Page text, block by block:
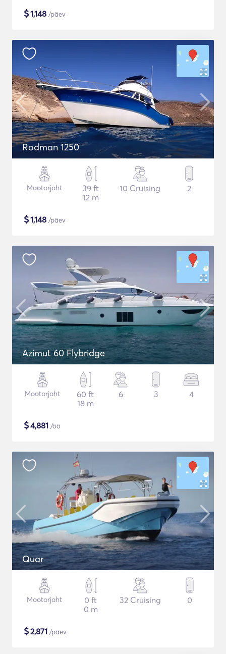
$1,148 /päev
Rodman 1250
Mootorjaht
39 ft
12 m
10 Cruising 2
$1,148 /päev
Azimut 60 Flybridge
Mootorjaht
60 ft
18 m
6 3 4
$4,881 /öö
Quar
Mootorjaht
0 ft
0 m
32 Cruising 0
$2,871 /päev